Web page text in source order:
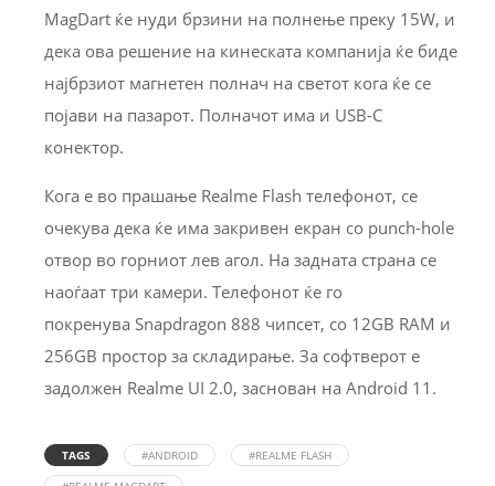
MagDart ќе нуди брзини на полнење преку 15W, и
дека ова решение на кинеската компанија ќе биде
најбрзиот магнетен полнач на светот кога ќе се
појави на пазарот. Полначот има и USB-C
конектор.
Кога е во прашање Realme Flash телефонот, се
очекува дека ќе има закривен екран со punch-hole
отвор во горниот лев агол. На задната страна се
наоѓаат три камери. Телефонот ќе го
покренува Snapdragon 888 чипсет, со 12GB RAM и
256GB простор за складирање. За софтверот е
задолжен Realme UI 2.0, заснован на Android 11.
TAGS #ANDROID
#REALME FLASH